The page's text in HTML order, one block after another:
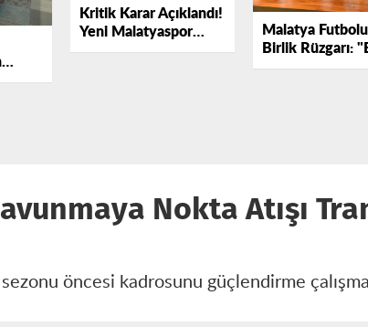
Kritik Karar Açıklandı!
Yeni Malatyaspor
2026-2027 Sezonunda
Malatya
Birlik Rüzgarı:
Birleşme
Nokta Atışı
öncesi kadrosunu güçlendirme